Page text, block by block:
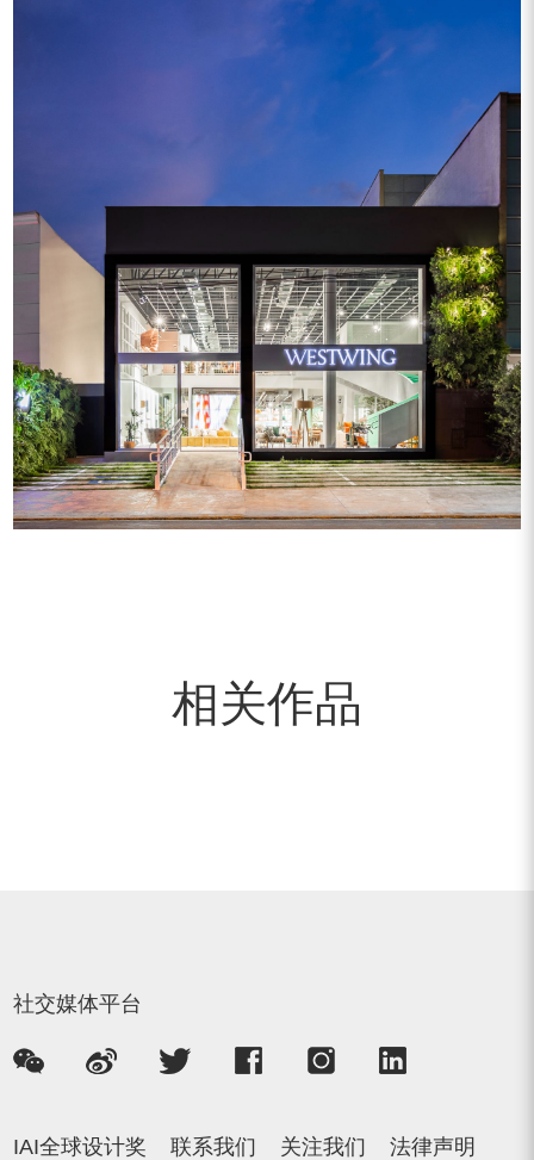
相关作品
社交媒体平台
IAI全球设计奖 联系我们 关注我们 法律声明